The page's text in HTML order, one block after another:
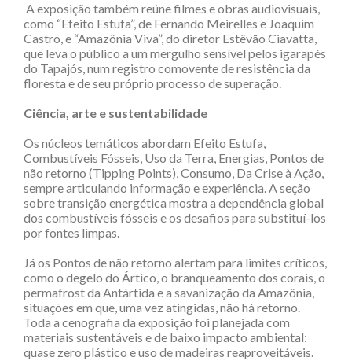
A exposição também reúne filmes e obras audiovisuais,
como “Efeito Estufa”, de Fernando Meirelles e Joaquim
Castro, e “Amazônia Viva”, do diretor Estêvão Ciavatta,
que leva o público a um mergulho sensível pelos igarapés
do Tapajós, num registro comovente de resistência da
floresta e de seu próprio processo de superação.
Ciência, arte e sustentabilidade
Os núcleos temáticos abordam Efeito Estufa,
Combustíveis Fósseis, Uso da Terra, Energias, Pontos de
não retorno (Tipping Points), Consumo, Da Crise à Ação,
sempre articulando informação e experiência. A seção
sobre transição energética mostra a dependência global
dos combustíveis fósseis e os desafios para substituí-los
por fontes limpas.
Já os Pontos de não retorno alertam para limites críticos,
como o degelo do Ártico, o branqueamento dos corais, o
permafrost da Antártida e a savanização da Amazônia,
situações em que, uma vez atingidas, não há retorno.
Toda a cenografia da exposição foi planejada com
materiais sustentáveis e de baixo impacto ambiental:
quase zero plástico e uso de madeiras reaproveitáveis.